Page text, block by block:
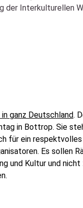
der Interkulturellen
ganz Deutschland.
in Bottrop. Sie
für ein
Es sollen
und Kultur und